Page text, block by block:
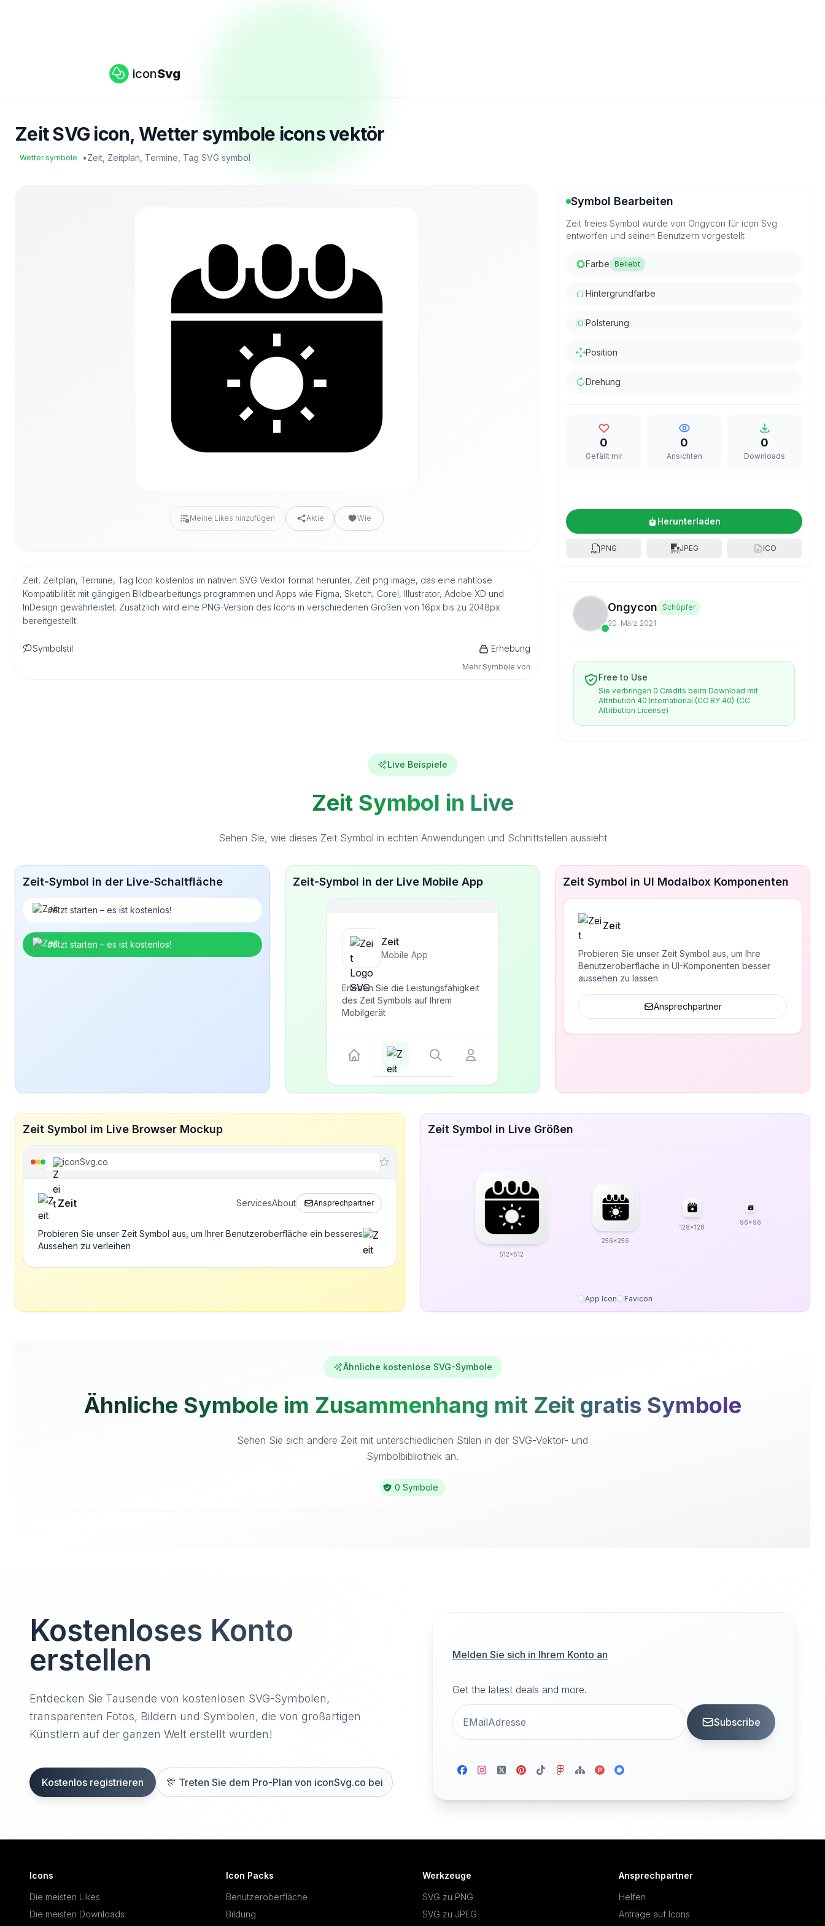
iconSvg
Zeit SVG icon, Wetter symbole icons vektör
Wetter symbole •Zeit, Zeitplan, Termine, Tag SVG symbol
Meine Likes hinzufügen Aktie Wie
Zeit, Zeitplan, Termine, Tag Icon kostenlos im nativen SVG Vektor format herunter, Zeit png image, das eine nahtlose
Kompatibilität mit gängigen Bildbearbeitungs programmen und Apps wie Figma, Sketch, Corel, Illustrator, Adobe XD und
InDesign gewährleistet. Zusätzlich wird eine PNG-Version des Icons in verschiedenen Größen von 16px bis zu 2048px
bereitgestellt.
Symbolstil Erhebung
Mehr Symbole von
Symbol Bearbeiten
Zeit freies Symbol wurde von Ongycon für icon Svg
entworfen und seinen Benutzern vorgestellt
Farbe Beliebt
Hintergrundfarbe
Polsterung
Position
Drehung
0
Gefällt mir
0
Ansichten
0
Downloads
Herunterladen
PNG JPEG ICO
Ongycon Schöpfer
20. März 2021
Free to Use
Sie verbringen 0 Credits beim Download mit
Attribution 40 International (CC BY 40) (CC
Attribution License)
Live Beispiele
Zeit Symbol in Live
Sehen Sie, wie dieses Zeit Symbol in echten Anwendungen und Schnittstellen aussieht
Zeit-Symbol in der Live-Schaltfläche
Jetzt starten – es ist kostenlos!
Jetzt starten – es ist kostenlos!
Zeit-Symbol in der Live Mobile App
Zeit
Mobile App
Erleben Sie die Leistungsfähigkeit
des Zeit Symbols auf Ihrem
Mobilgerät
Zeit Symbol in UI Modalbox Komponenten
Zeit
Probieren Sie unser Zeit Symbol aus, um Ihre
Benutzeroberfläche in UI-Komponenten besser
aussehen zu lassen
Ansprechpartner
Zeit Symbol im Live Browser Mockup
iconSvg.co
Zeit ServicesAbout Ansprechpartner
Probieren Sie unser Zeit Symbol aus, um Ihrer Benutzeroberfläche ein besseres
Aussehen zu verleihen
Zeit Symbol in Live Größen
512x512
256x256
128x128
96x96
App Icon Favicon
Ähnliche kostenlose SVG-Symbole
Ähnliche Symbole im Zusammenhang mit Zeit gratis Symbole
Sehen Sie sich andere Zeit mit unterschiedlichen Stilen in der SVG-Vektor- und
Symbolbibliothek an.
0 Symbole
Kostenloses Konto
erstellen
Entdecken Sie Tausende von kostenlosen SVG-Symbolen,
transparenten Fotos, Bildern und Symbolen, die von großartigen
Künstlern auf der ganzen Welt erstellt wurden!
Kostenlos registrieren 🎊 Treten Sie dem Pro-Plan von iconSvg.co bei
Melden Sie sich in Ihrem Konto an
Get the latest deals and more.
Subscribe
Icons
Die meisten Likes
Die meisten Downloads
Icon Packs
Benutzeroberfläche
Bildung
Werkzeuge
SVG zu PNG
SVG zu JPEG
Ansprechpartner
Helfen
Anträge auf Icons